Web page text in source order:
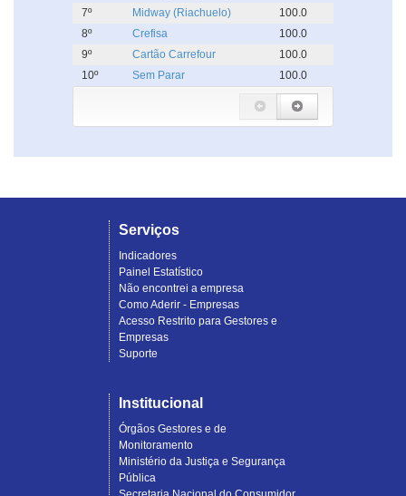
7º Midway (Riachuelo)
100.0
8º
Crefisa
100.0
9º
Cartão Carrefour
100.0
10º
Sem Parar 100.0
Serviços
Indicadores
Painel Estatístico
Não encontrei a empresa
Como Aderir - Empresas
Acesso Restrito para Gestores e
Empresas
Suporte
Institucional
Órgãos Gestores e de
Monitoramento
Ministério da Justiça e Segurança
Pública